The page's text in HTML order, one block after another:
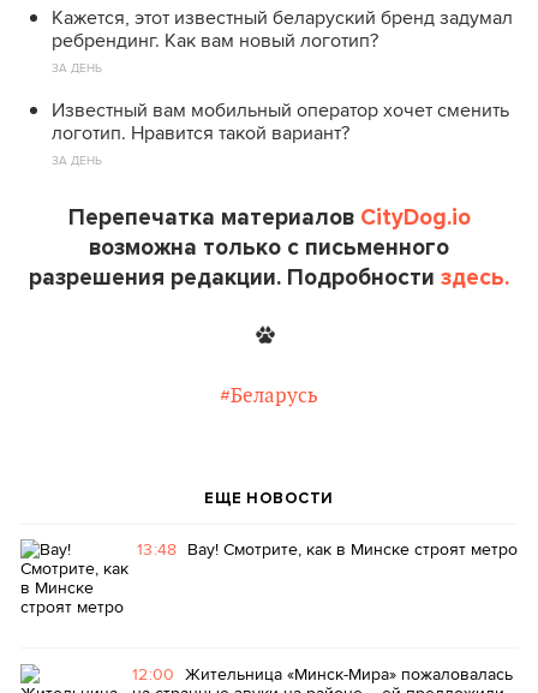
Кажется, этот известный беларуский бренд задумал
ребрендинг. Как вам новый логотип?
ЗА ДЕНЬ
Известный вам мобильный оператор хочет сменить
логотип. Нравится такой вариант?
ЗА ДЕНЬ
Перепечатка материалов CityDog.io
возможна только с письменного
разрешения редакции. Подробности здесь.
#Беларусь
ЕЩЕ НОВОСТИ
13:48 Вау! Смотрите, как в Минске строят метро
12:00 Жительница «Минск-Мира» пожаловалась